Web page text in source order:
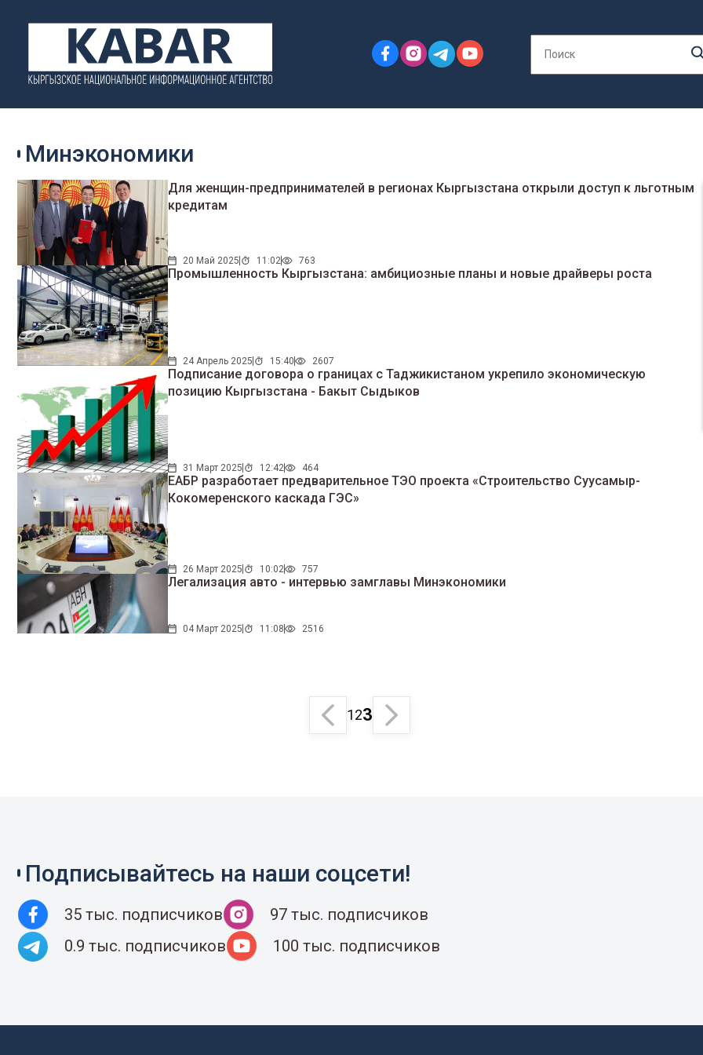
Минэкономики
Для женщин-предпринимателей в регионах Кыргызстана открыли доступ к льготным
кредитам
20 Май 2025 11:02 763
Промышленность Кыргызстана: амбициозные планы и новые драйверы роста
24 Апрель 2025 15:40 2607
Подписание договора о границах с Таджикистаном укрепило экономическую
позицию Кыргызстана - Бакыт Сыдыков
31 Март 2025 12:42 464
ЕАБР разработает предварительное ТЭО проекта «Строительство Суусамыр-
Кокомеренского каскада ГЭС»
26 Март 2025 10:02 757
Легализация авто - интервью замглавы Минэкономики
04 Март 2025 11:08 2516
123
Подписывайтесь на наши соцсети!
35 тыс. подписчиков
97 тыс. подписчиков
0.9 тыс. подписчиков
100 тыс. подписчиков